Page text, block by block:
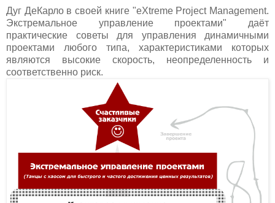
Дуг ДеКарло в своей книге "eXtreme Project Management.
Экстремальное управление проектами" даёт
практические советы для управления динамичными
проектами любого типа, характеристиками которых
являются высокие скорость, неопределенность и
соответственно риск.